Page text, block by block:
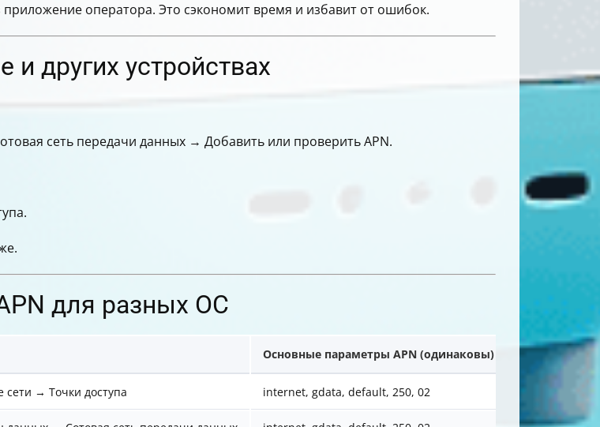
приложение оператора. Это сэкономит время и избавит от ошибок.
и других устройствах
сеть передачи данных → Добавить или проверить APN.
для разных ОС
Основные параметры APN (одинаковы)
→ Точки доступа internet, gdata, default, 250, 02